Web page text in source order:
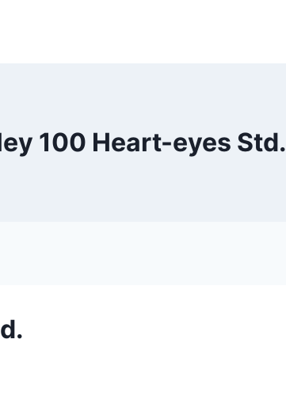
100 Heart-eyes Std.